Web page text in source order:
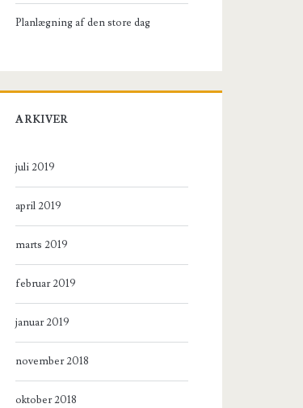
Planlægning af den store dag
ARKIVER
juli 2019
april 2019
marts 2019
februar 2019
januar 2019
november 2018
oktober 2018